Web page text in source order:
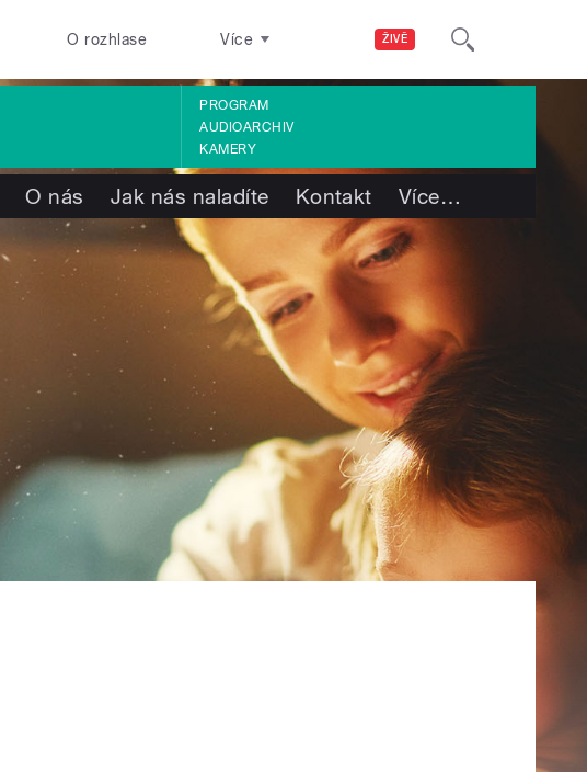
ŽIVĚ
O rozhlase Více
PROGRAM
AUDIOARCHIV
KAMERY
O nás Jak nás naladíte Kontakt Více…